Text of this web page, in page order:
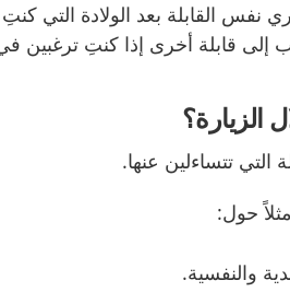
نفس القابلة بعد الولادة التي
إلى قابلة أخرى إذا كنتِ ترغبين
الزيارة؟
التي تتساءلين عنها.
حول:
والنفسية.